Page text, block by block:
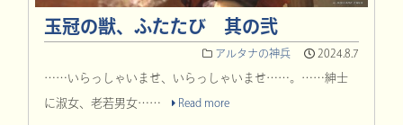
玉冠の獣、ふたたび 其の弐
アルタナの神兵 2024.8.7
……いらっしゃいませ、いらっしゃいませ……。……紳士
に淑女、老若男女…… Read more